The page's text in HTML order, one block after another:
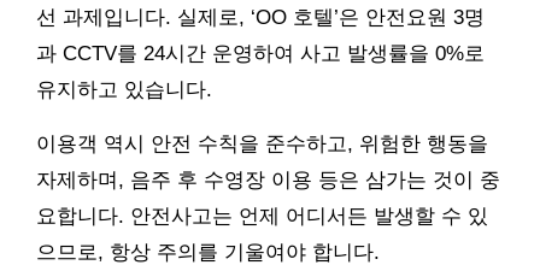
선 과제입니다. 실제로, ‘OO 호텔’은 안전요원 3명
과 CCTV를 24시간 운영하여 사고 발생률을 0%로
유지하고 있습니다.
이용객 역시 안전 수칙을 준수하고, 위험한 행동을
자제하며, 음주 후 수영장 이용 등은 삼가는 것이 중
요합니다. 안전사고는 언제 어디서든 발생할 수 있
으므로, 항상 주의를 기울여야 합니다.